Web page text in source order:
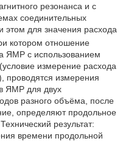
резонанса и с
соединительных
этом для значения расхода
котором отношение
ЯМР с использованием
измерение расхода
проводятся измерения
ЯМР для двух
разного объёма, после
определяют продольное
результат:
времени продольной